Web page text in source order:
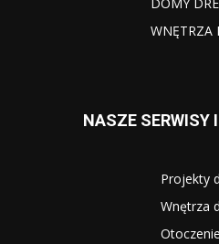
WNĘTRZA
NASZE SERWISY
Projekty
Wnętrza